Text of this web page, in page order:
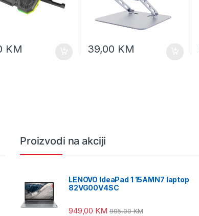
KM 39,00 KM
Proizvodi na akciji
LENOVO IdeaPad 1 15AMN7 laptop
82VG00V4SC
949,00 KM 995,00KM